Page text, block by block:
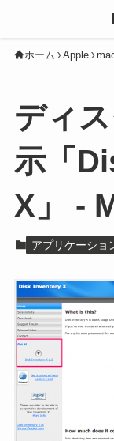
ホーム Apple
ディ
示「
X」 -
アプリケーショ